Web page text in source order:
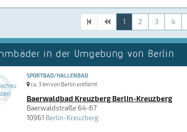
1 2 3 4
in der Umgebung von Berlin
SPORTBAD/HALLENBAD
ca. 3 km von Berlin entfernt
Baerwaldbad Kreuzberg Berlin-Kreuzberg
Baerwaldstraße 64-67
10961 Berlin-Kreuzberg